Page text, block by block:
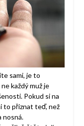
sami, je to
každý muž je
Pokud si na
to přiznat teď, než
nosná.